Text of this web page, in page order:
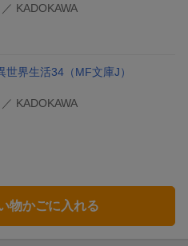
／ KADOKAWA
世界生活34 （MF文庫J）
／ KADOKAWA
物かごに入れる